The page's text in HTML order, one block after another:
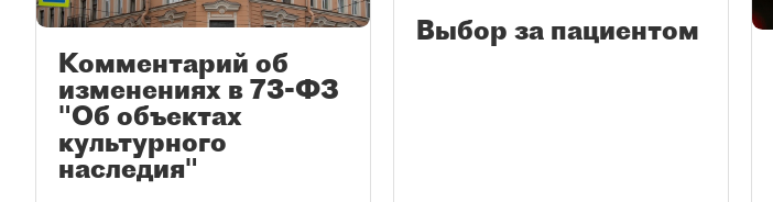
Комментарий об
изменениях в 73-ФЗ
"Об объектах
культурного
наследия"
Выбор за пациентом